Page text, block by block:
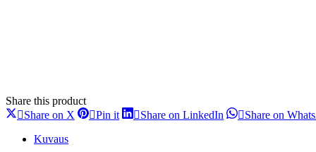
Share this product
Share on X SharePin itShareShare on LinkedIn ShareShare on
Kuvaus